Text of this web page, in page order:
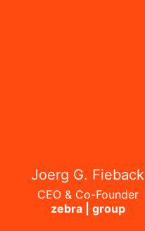
Joerg G. Fieback
CEO & Co-Founder
zebra | group